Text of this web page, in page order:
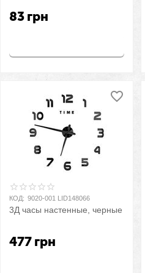
83 грн
КОД: 9020-001 LID148066
3Д часы настенные, черные
477 грн